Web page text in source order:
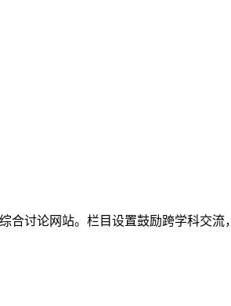
合讨论网站。栏目设置鼓励跨学科交